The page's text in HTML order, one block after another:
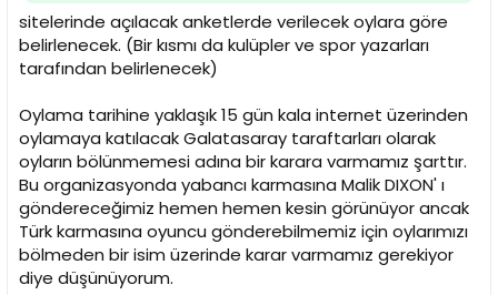
sitelerinde açılacak anketlerde verilecek oylara göre
belirlenecek. (Bir kısmı da kulüpler ve spor yazarları
tarafından belirlenecek)
Oylama tarihine yaklaşık 15 gün kala internet üzerinden
oylamaya katılacak Galatasaray taraftarları olarak
oyların bölünmemesi adına bir karara varmamız şarttır.
Bu organizasyonda yabancı karmasına Malik DIXON' ı
göndereceğimiz hemen hemen kesin görünüyor ancak
Türk karmasına oyuncu gönderebilmemiz için oylarımızı
bölmeden bir isim üzerinde karar varmamız gerekiyor
diye düşünüyorum.